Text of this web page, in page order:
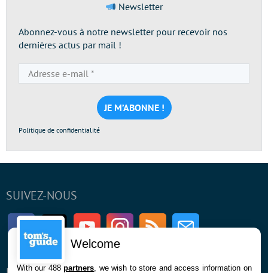
Newsletter
Abonnez-vous à notre newsletter pour recevoir nos
dernières actus par mail !
e-
mail
*
Politique de confidentialité
SUIVEZ-NOUS
FacebookTwitter Youtube InstagramRSS Newsletter
Welcome
With our 488partners , we wish to store and access information on